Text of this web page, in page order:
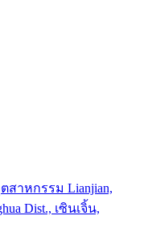
สาหกรรม Lianjian,
Dist., เซินเจิ้น,